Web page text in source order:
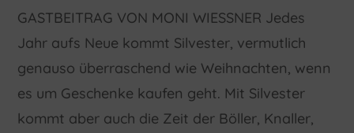
GASTBEITRAG VON MONI WIESSNER Jedes
Jahr aufs Neue kommt Silvester, vermutlich
genauso überraschend wie Weihnachten, wenn
es um Geschenke kaufen geht. Mit Silvester
kommt aber auch die Zeit der Böller, Knaller,